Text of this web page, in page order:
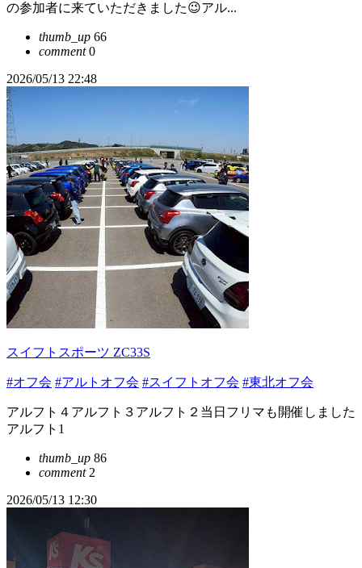
の参加者に来ていただきました😉アル...
thumb_up 66
comment0
2026/05/13 22:48
スイフトスポーツ ZC33S
#オフ会 #アルトオフ会 #スイフトオフ会 #東北オフ会
アルフト４アルフト３アルフト２当日フリマも開催しました
アルフト1
thumb_up 86
comment2
2026/05/13 12:30